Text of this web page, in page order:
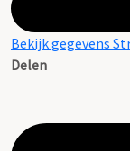
Bekijk gegevens
Delen